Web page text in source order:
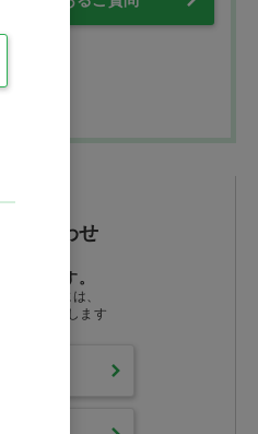
い合わせ
おります。
い合わせには、
対応いたします